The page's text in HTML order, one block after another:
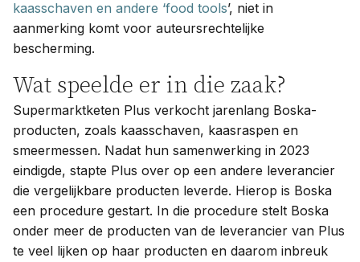
kaasschaven en andere ‘food tools’, niet in
aanmerking komt voor auteursrechtelijke
bescherming.
Wat speelde er in die zaak?
Supermarktketen Plus verkocht jarenlang Boska-
producten, zoals kaasschaven, kaasraspen en
smeermessen. Nadat hun samenwerking in 2023
eindigde, stapte Plus over op een andere leverancier
die vergelijkbare producten leverde. Hierop is Boska
een procedure gestart. In die procedure stelt Boska
onder meer de producten van de leverancier van Plus
te veel lijken op haar producten en daarom inbreuk